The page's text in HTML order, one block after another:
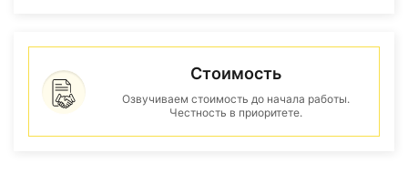
Стоимость
Озвучиваем стоимость до начала работы.
Честность в приоритете.